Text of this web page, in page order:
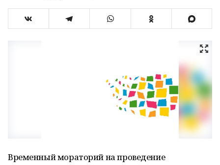
Временный мораторий на проведение